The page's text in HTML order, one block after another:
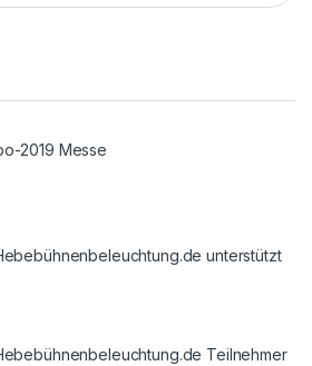
2019 Messe
unterstützt
Teilnehmer